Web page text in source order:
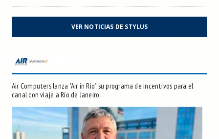
VER NOTICIAS DE STYLUS
Air Computers lanza "Air in Rio", su programa de incentivos para el
canal con viaje a Río de Janeiro